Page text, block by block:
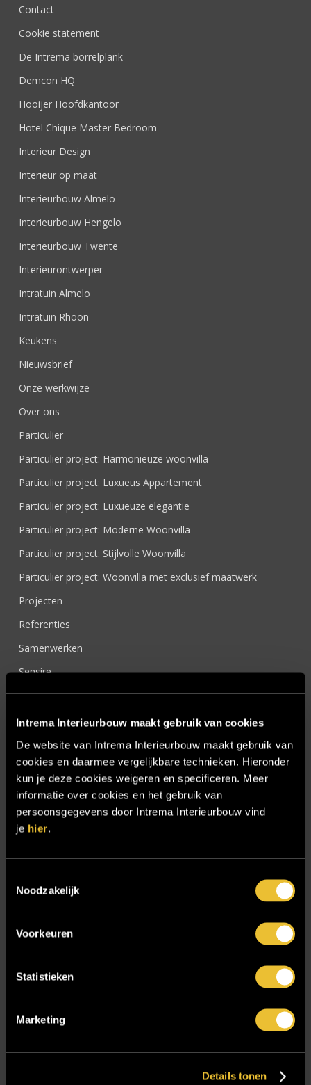
Intrema Interieurbouw maakt gebruik van cookies
De website van Intrema Interieurbouw maakt gebruik van
cookies en daarmee vergelijkbare technieken. Hieronder
kun je deze cookies weigeren en specificeren. Meer
informatie over cookies en het gebruik van
persoonsgegevens door Intrema Interieurbouw vind
je hier.
Noodzakelijk
Voorkeuren
Statistieken
Marketing
Details tonen
Contact
Cookie statement
De Intrema borrelplank
Demcon HQ
Hooijer Hoofdkantoor
Hotel Chique Master Bedroom
Interieur Design
Interieur op maat
Interieurbouw Almelo
Interieurbouw Hengelo
Interieurbouw Twente
Interieurontwerper
Intratuin Almelo
Intratuin Rhoon
Keukens
Nieuwsbrief
Onze werkwijze
Over ons
Particulier
Particulier project: Harmonieuze woonvilla
Particulier project: Luxueus Appartement
Particulier project: Luxueuze elegantie
Particulier project: Moderne Woonvilla
Particulier project: Stijlvolle Woonvilla
Particulier project: Woonvilla met exclusief maatwerk
Projecten
Referenties
Samenwerken
Sensire
Showroom
SIDN
Trebbe MiddenWest
TV lift
Twentsch Hooratelier
Vacature Allround monteur interieurbouwer
Vacatures
Zakelijk